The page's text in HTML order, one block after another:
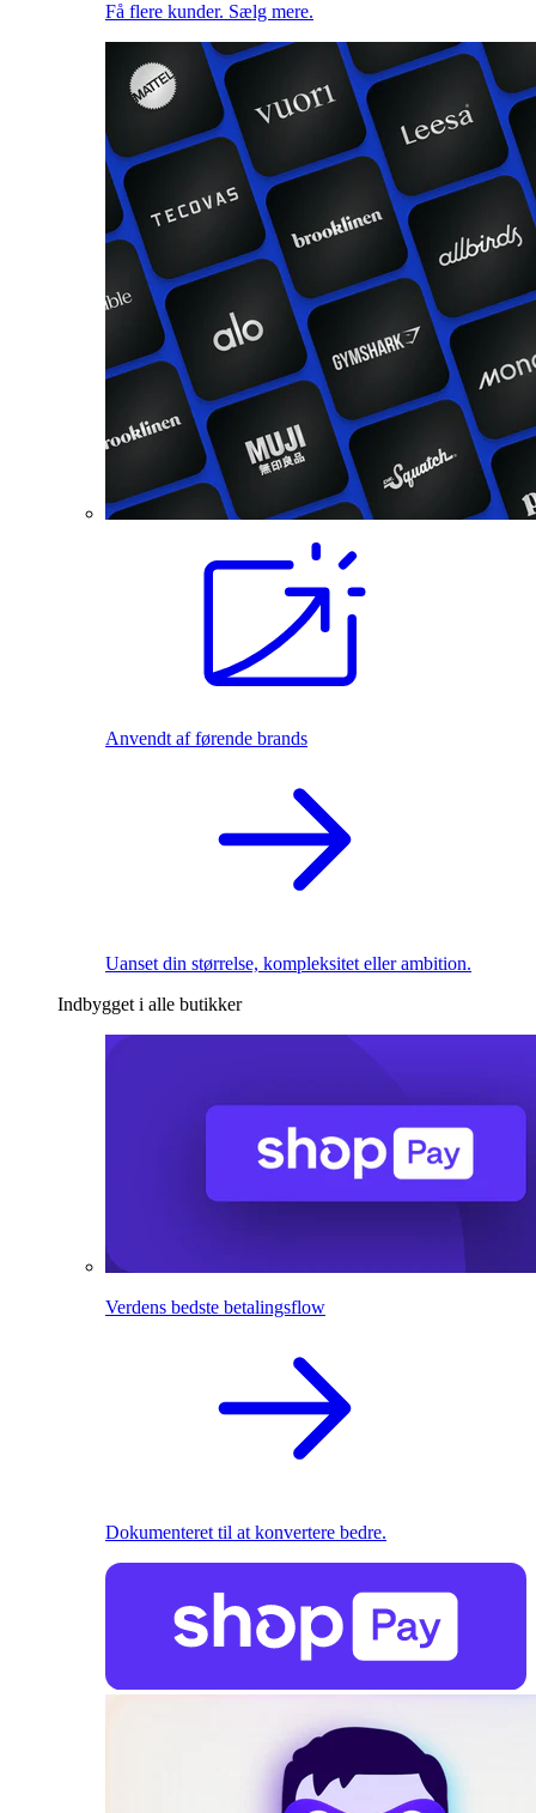
Få flere kunder. Sælg mere.
Anvendt af førende brands
Uanset din størrelse, kompleksitet eller ambition.
Indbygget i alle butikker
Verdens bedste betalingsflow
Dokumenteret til at konvertere bedre.